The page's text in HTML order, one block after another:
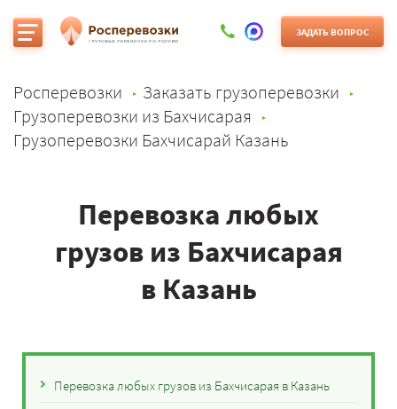
ЗАДАТЬ ВОПРОС
Росперевозки
Заказать грузоперевозки
Грузоперевозки из Бахчисарая
Грузоперевозки Бахчисарай Казань
Перевозка любых
грузов из Бахчисарая
в Казань
Перевозка любых грузов из Бахчисарая в Казань